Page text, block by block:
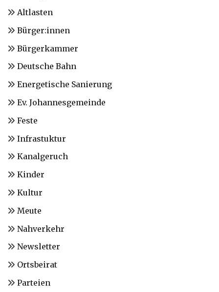
Altlasten
Bürger:innen
Bürgerkammer
Deutsche Bahn
Energetische Sanierung
Ev. Johannesgemeinde
Feste
Infrastuktur
Kanalgeruch
Kinder
Kultur
Meute
Nahverkehr
Newsletter
Ortsbeirat
Parteien